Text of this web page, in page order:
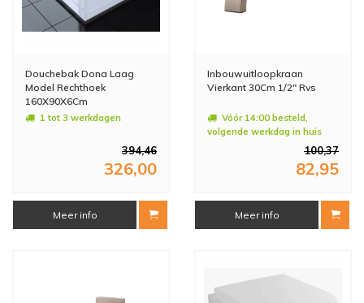
Douchebak Dona Laag
Model Rechthoek
160X90X6Cm
1 tot 3 werkdagen
394,46
326,00
Meer info
Inbouwuitloopkraan
Vierkant 30Cm 1/2" Rvs
Vóór 14:00 besteld,
volgende werkdag in huis
100,37
82,95
Meer info